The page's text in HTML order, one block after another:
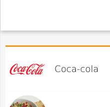
Coca-cola